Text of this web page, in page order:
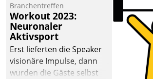
Mammutprojekte
meistern und Workloads
wuppen – bei zunehmend
anspruchsvollen
Aufgaben und
abnehmendem
Branchentreffen
Workout 2023:
Neuronaler
Aktivsport
Erst lieferten die Speaker
visionäre Impulse, dann
wurden die Gäste selbst